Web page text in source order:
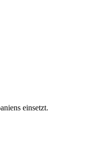
einsetzt.